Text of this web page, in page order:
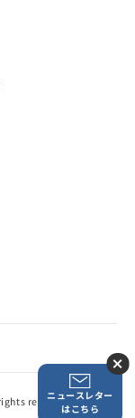
ニュースレター
はこちら
reserved.